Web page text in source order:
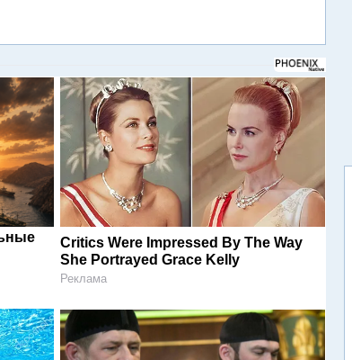
Critics Were Impressed By The Way
She Portrayed Grace Kelly
Реклама